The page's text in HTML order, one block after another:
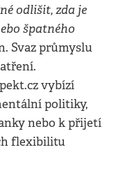
odlišit, zda je
špatného
Svaz průmyslu
vybízí
politiky,
nebo k přijetí
flexibilitu